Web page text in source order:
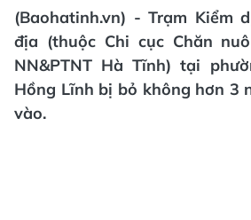
(Baohatinh.vn) - Trạm Kiểm
địa (thuộc Chi cục Chăn
NN&PTNT Hà Tĩnh) tại
Hồng Lĩnh bị bỏ không hơn 3
vào.